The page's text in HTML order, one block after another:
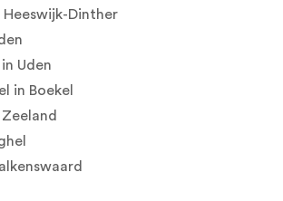
Heeswijk-Dinther
in Uden
in Boekel
Zeeland